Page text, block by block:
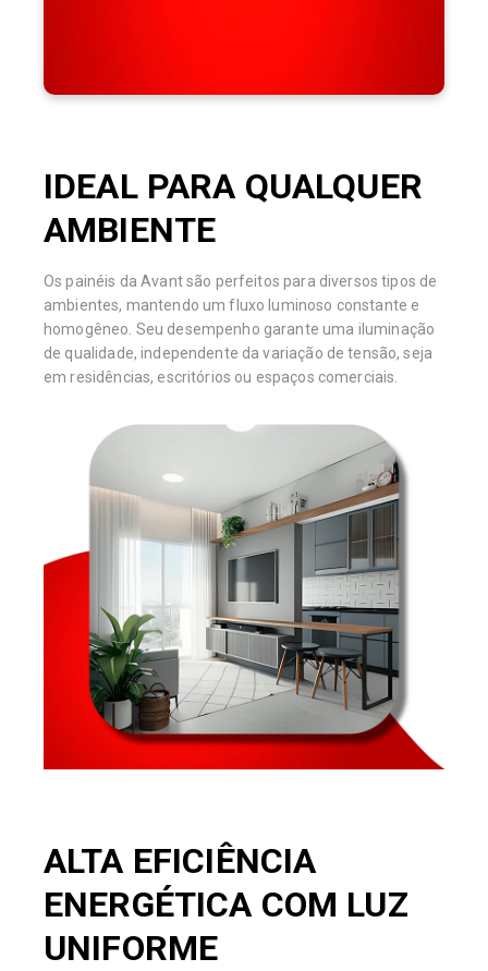
IDEAL PARA QUALQUER
AMBIENTE
Os painéis da Avant são perfeitos para diversos tipos de
ambientes, mantendo um fluxo luminoso constante e
homogêneo. Seu desempenho garante uma iluminação
de qualidade, independente da variação de tensão, seja
em residências, escritórios ou espaços comerciais.
ALTA EFICIÊNCIA
ENERGÉTICA COM LUZ
UNIFORME